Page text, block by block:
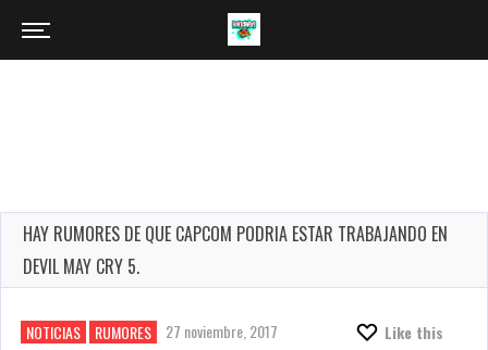
HAY RUMORES DE QUE CAPCOM PODRIA ESTAR TRABAJANDO EN
DEVIL MAY CRY 5.
NOTICIAS RUMORES 27 noviembre, 2017
Like this